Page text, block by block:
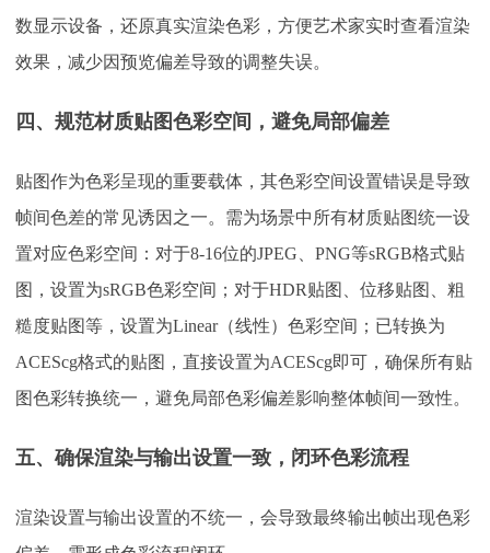
数显示设备，还原真实渲染色彩，方便艺术家实时查看渲染
效果，减少因预览偏差导致的调整失误。
四、规范材质贴图色彩空间，避免局部偏差
贴图作为色彩呈现的重要载体，其色彩空间设置错误是导致
帧间色差的常见诱因之一。需为场景中所有材质贴图统一设
置对应色彩空间：对于8-16位的JPEG、PNG等sRGB格式贴
图，设置为sRGB色彩空间；对于HDR贴图、位移贴图、粗
糙度贴图等，设置为Linear（线性）色彩空间；已转换为
ACEScg格式的贴图，直接设置为ACEScg即可，确保所有贴
图色彩转换统一，避免局部色彩偏差影响整体帧间一致性。
五、确保渲染与输出设置一致，闭环色彩流程
渲染设置与输出设置的不统一，会导致最终输出帧出现色彩